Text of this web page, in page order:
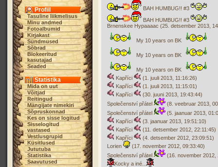
Profiil
Tasuline liikmelisus
Minu andmed
Fotoalbumid
Kirjakast
Sündmused
Sõbrad
Blokeeritud
kasutajad
Seaded
Statistika
Mida on uut
Võitjad
Reitingud
Mängijate nimekiri
Sõpruskonnad
Kes on sisse logitud
Sisselogitud
vastased
Vestlusgrupid
Küsitlused
Jututuba
Statistika
Saavutused
BAH HUMBUG!! #3
BAH HUMBUG!! #3
Brnenskee Hypaaaac (25. detsember 2013,
My 10 years on BK
My 10 years on BK
My 10 years on BK
Kapříci
(1. juuli 2013, 11:16:26)
Kapříci
(1. juuli 2013, 11:15:01)
Kapříci
(30. juuni 2013, 19:43:44)
Společenství přátel
(8. veebruar 2013,
Společenství přátel
(5. jaanuar 2013,
Kapříci
(3. jaanuar 2013, 19:51:10)
Kapříci
(11. detsember 2012, 22:11:45)
Kapříci
(4. detsember 2012, 23:09:51)
Lorien
(17. november 2012, 09:33:40)
Společenství přátel
(16. november 2012,
Kocky a iné...